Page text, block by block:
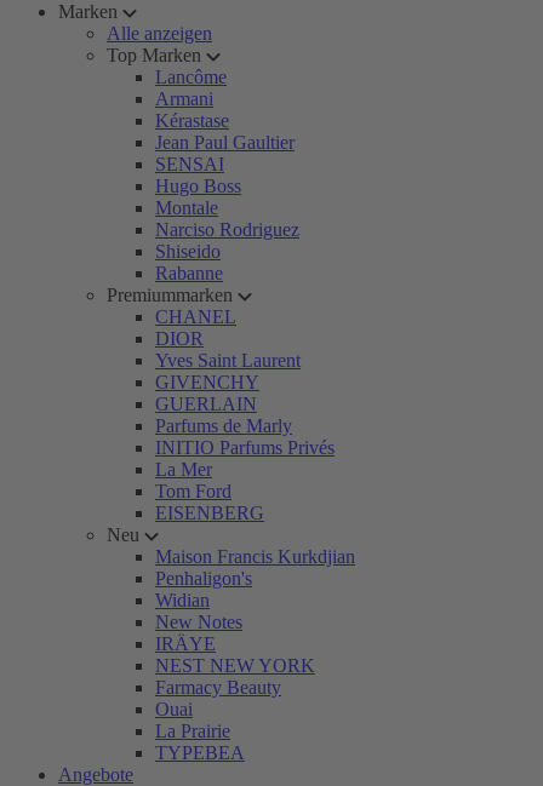
Marken
Alle anzeigen
Top Marken
Lancôme
Armani
Kérastase
Jean Paul Gaultier
SENSAI
Hugo Boss
Montale
Narciso Rodriguez
Shiseido
Rabanne
Premiummarken
CHANEL
DIOR
Yves Saint Laurent
GIVENCHY
GUERLAIN
Parfums de Marly
INITIO Parfums Privés
La Mer
Tom Ford
EISENBERG
Neu
Maison Francis Kurkdjian
Penhaligon's
Widian
New Notes
IRÄYE
NEST NEW YORK
Farmacy Beauty
Ouai
La Prairie
TYPEBEA
Angebote